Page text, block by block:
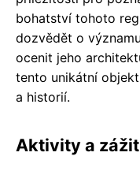
bohatství tohoto
dozvědět o
ocenit jeho
tento unikátní
a historií.
Aktivity a